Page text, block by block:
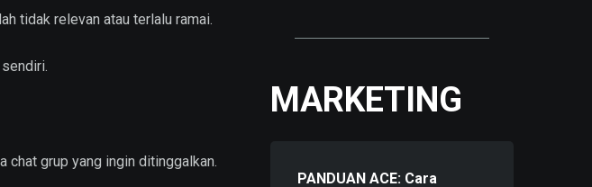
tidak relevan atau terlalu ramai.
chat grup yang ingin ditinggalkan.
MARKETING
PANDUAN ACE: Cara